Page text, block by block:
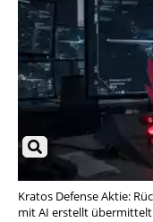
Kratos Defense Aktie:
mit AI erstellt